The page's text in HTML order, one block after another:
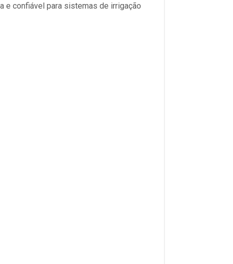
e confiável para sistemas de irrigação